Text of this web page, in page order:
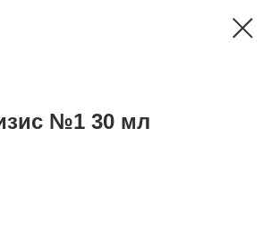
№1 30 мл